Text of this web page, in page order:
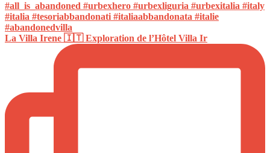
La Villa Irene 🇮🇹 Exploration de l’Hôtel Villa Ir